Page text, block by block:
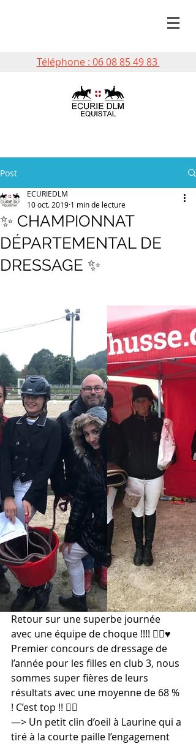
Téléphone : 06 08 85 49 83
Post
✨ CHAMPIONNAT
DÉPARTEMENTAL DE
DRESSAGE ✨
ECURIEDLM
10 oct. 2019 1 min de lecture
Retour sur une superbe journée
avec une équipe de choque !!!! 👌🏻♥️
Premier concours de dressage de
l’année pour les filles en club 3, nous
sommes super fières de leurs
résultats avec une moyenne de 68 %
! C’est top !! 👌🏻
—> Un petit clin d’oeil à Laurine qui a
tiré à la courte paille l’engagement